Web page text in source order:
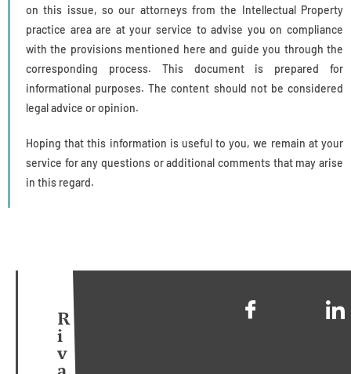
on this issue, so our attorneys from the Intellectual Property
practice area are at your service to advise you on compliance
with the provisions mentioned here and guide you through the
corresponding process. This document is prepared for
informational purposes. The content should not be considered
legal advice or opinion.
Hoping that this information is useful to you, we remain at your
service for any questions or additional comments that may arise
in this regard.
R
i
v